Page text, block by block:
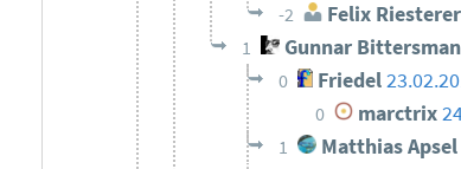
-2 Felix Riesterer
1 Gunnar
0 Friedel
0 marctrix
1 Matthias Apsel